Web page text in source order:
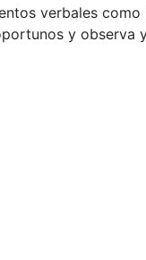
verbales
y observa